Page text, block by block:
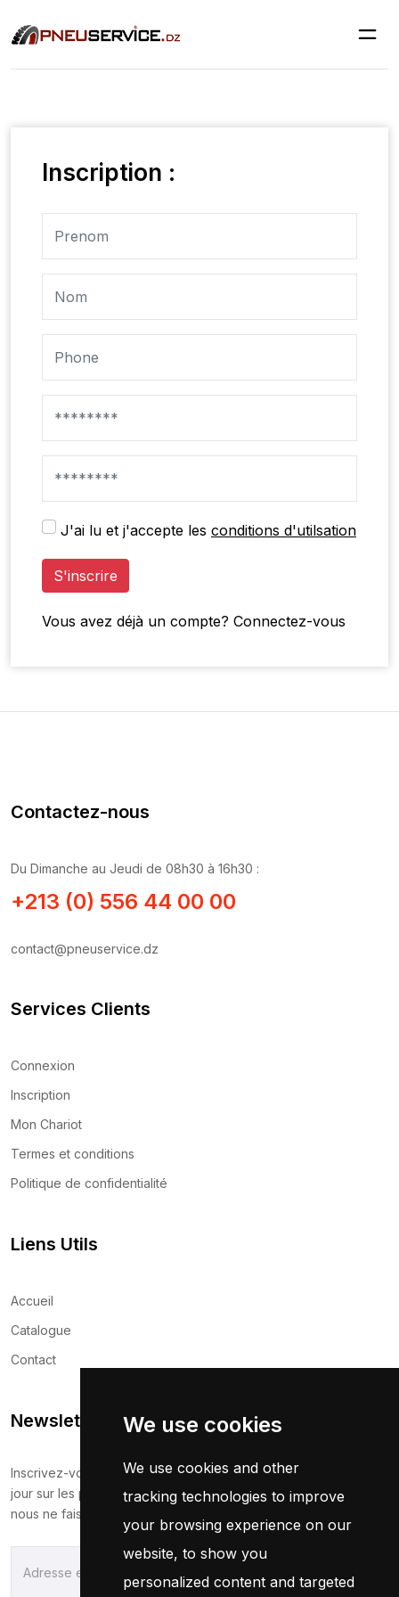
We use cookies
We use cookies and other
tracking technologies to improve
your browsing experience on our
website, to show you
personalized content and targeted
Inscription :
J'ai lu et j'accepte les conditions d'utilsation
S'inscrire
Vous avez déjà un compte? Connectez-vous
Contactez-nous
Du Dimanche au Jeudi de 08h30 à 16h30 :
+213 (0) 556 44 00 00
contact@pneuservice.dz
Services Clients
Connexion
Inscription
Mon Chariot
Termes et conditions
Politique de confidentialité
Liens Utils
Accueil
Catalogue
Contact
Newsletter
Inscrivez-vous maintenant pour recevoir les dernières mises à
jour sur les promotions et les coupons. Ne vous inquiétez pas,
nous ne faisons pas de spam !
S'Abonner